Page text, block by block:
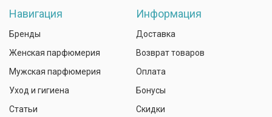
Навигация
Бренды
Женская парфюмерия
Мужская парфюмерия
Уход и гигиена
Статьи
Информация
Доставка
Возврат товаров
Оплата
Бонусы
Скидки